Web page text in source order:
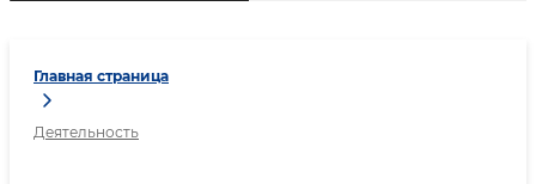
Главная страница
Деятельность